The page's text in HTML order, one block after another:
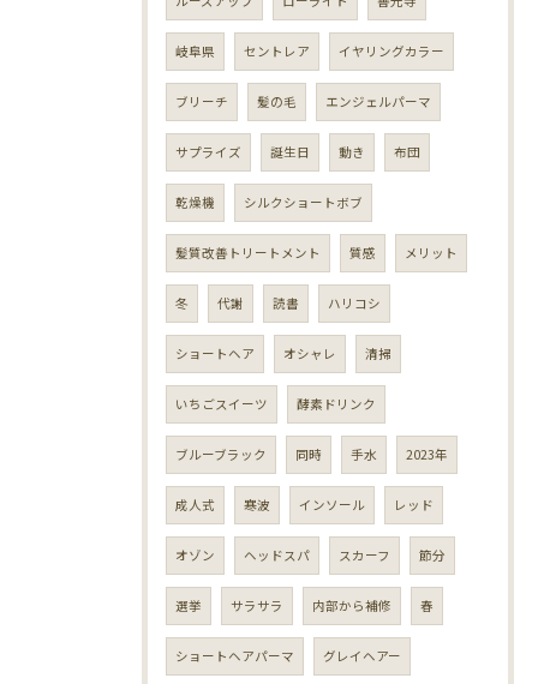
岐阜県 セントレア イヤリングカラー
ブリーチ 髪の毛 エンジェルパーマ
サプライズ 誕生日 動き 布団
乾燥機 シルクショートボブ
髪質改善トリートメント 質感 メリット
冬 代謝 読書 ハリコシ
ショートヘア オシャレ 清掃
いちごスイーツ 酵素ドリンク
ブルーブラック 同時 手水 2023年
成人式 寒波 インソール レッド
オゾン ヘッドスパ スカーフ 節分
選挙 サラサラ 内部から補修 春
ショートヘアパーマ グレイヘアー